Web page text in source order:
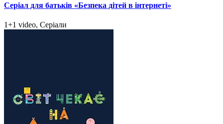
Серіал для батьків «Безпека дітей в інтернеті»
1+1 video, Серіали